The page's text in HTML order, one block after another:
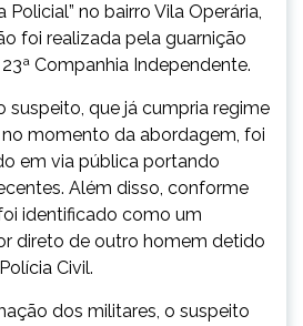
no bairro Vila Operária,
foi realizada pela guarnição
Companhia Independente.
suspeito, que já cumpria regime
momento da abordagem, foi
em via pública portando
Além disso, conforme
identificado como um
direto de outro homem detido
Civil.
dos militares, o suspeito